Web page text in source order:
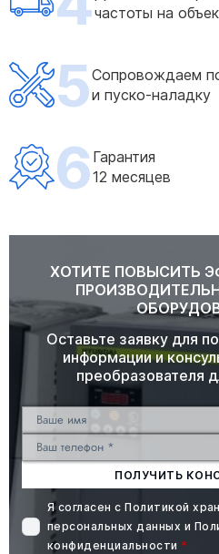
частоты на
5Сопровождаем
и пуско-наладку
6 Гарантия
12 месяцев
ХОТИТЕ ПОВЫСИТЬ
Оставьте заявку для
информации и
преобразователя
ПОЛУЧИТЬ
Я согласен сПолитикой
персональных данных и
конфиденциальности *